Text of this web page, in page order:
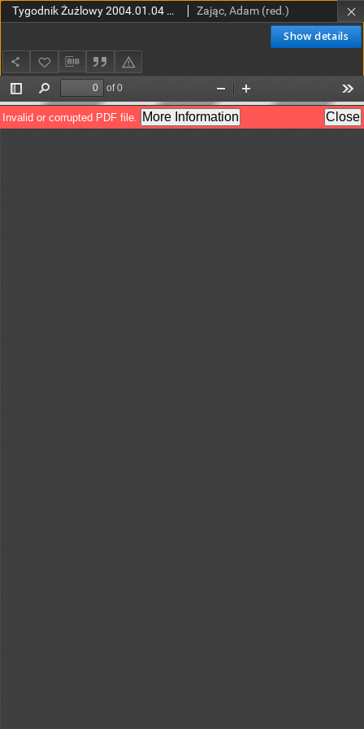
Show details
Tygodnik Żużlowy 2004.01.04 R.14 Nr1 (685) Zając, Adam (red.)